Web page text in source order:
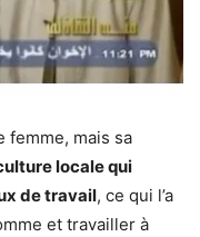
femme, mais sa
locale qui
de travail, ce qui l’a
et travailler à